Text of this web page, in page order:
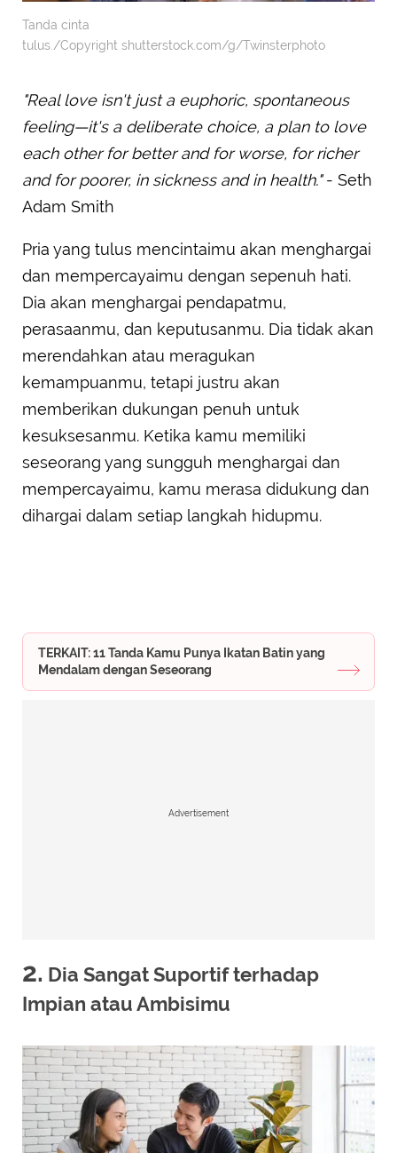
Tanda cinta
tulus./Copyright shutterstock.com/g/Twinsterphoto
"Real love isn't just a euphoric, spontaneous
feeling—it's a deliberate choice, a plan to love
each other for better and for worse, for richer
and for poorer, in sickness and in health."- Seth
Adam Smith
Pria yang tulus mencintaimu akan menghargai
dan mempercayaimu dengan sepenuh hati.
Dia akan menghargai pendapatmu,
perasaanmu, dan keputusanmu. Dia tidak akan
merendahkan atau meragukan
kemampuanmu, tetapi justru akan
memberikan dukungan penuh untuk
kesuksesanmu. Ketika kamu memiliki
seseorang yang sungguh menghargai dan
mempercayaimu, kamu merasa didukung dan
dihargai dalam setiap langkah hidupmu.
TERKAIT: 11 Tanda Kamu Punya Ikatan Batin yang
Mendalam dengan Seseorang
Advertisement
2. Dia Sangat Suportif terhadap
Impian atau Ambisimu